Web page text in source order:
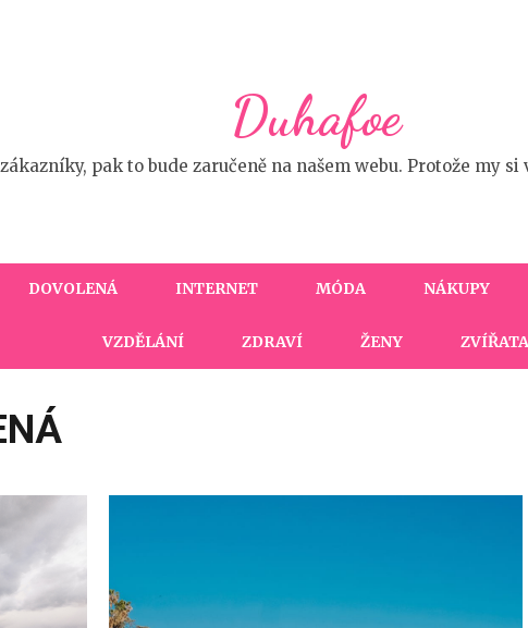
Duhafoe
pak to bude zaručeně na našem webu. Protože my
DOVOLENÁ INTERNET MÓDA NÁKUPY
VZDĚLÁNÍ ZDRAVÍ ŽENY ZVÍŘATA